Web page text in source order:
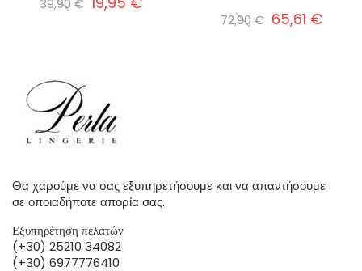
39,90 €
72,90 € 65,61 €
Θα χαρούμε να σας εξυπηρετήσουμε και να απαντήσουμε
σε οποιαδήποτε απορία σας.
Εξυπηρέτηση πελατών
(+30) 25210 34082
(+30) 6977776410